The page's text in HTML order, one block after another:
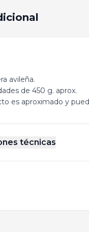
avileña.
de 450 g. aprox.
es aproximado y
técnicas